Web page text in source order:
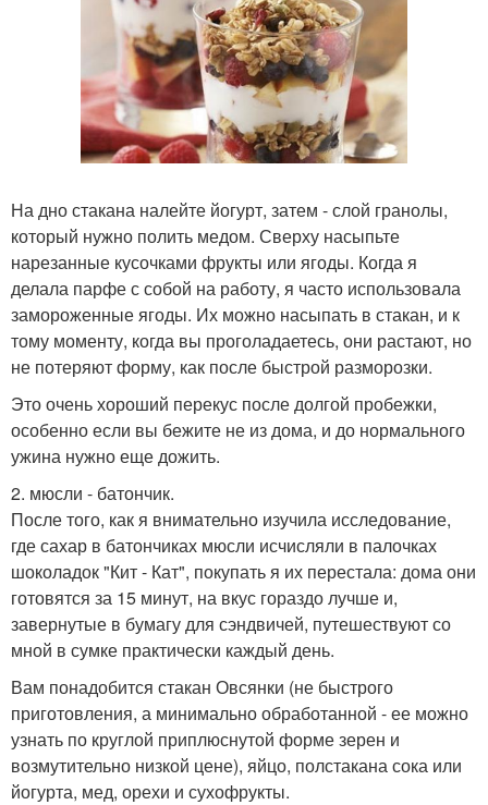
На дно стакана налейте йогурт, затем - слой гранолы,
который нужно полить медом. Сверху насыпьте
нарезанные кусочками фрукты или ягоды. Когда я
делала парфе с собой на работу, я часто использовала
замороженные ягоды. Их можно насыпать в стакан, и к
тому моменту, когда вы проголадаетесь, они растают, но
не потеряют форму, как после быстрой разморозки.
Это очень хороший перекус после долгой пробежки,
особенно если вы бежите не из дома, и до нормального
ужина нужно еще дожить.
2. мюсли - батончик.
После того, как я внимательно изучила исследование,
где сахар в батончиках мюсли исчисляли в палочках
шоколадок "Кит - Кат", покупать я их перестала: дома они
готовятся за 15 минут, на вкус гораздо лучше и,
завернутые в бумагу для сэндвичей, путешествуют со
мной в сумке практически каждый день.
Вам понадобится стакан Овсянки (не быстрого
приготовления, а минимально обработанной - ее можно
узнать по круглой приплюснутой форме зерен и
возмутительно низкой цене), яйцо, полстакана сока или
йогурта, мед, орехи и сухофрукты.